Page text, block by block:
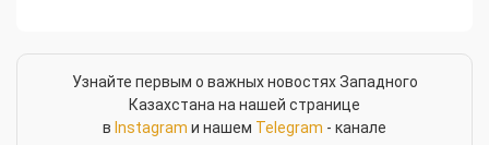
Узнайте первым о важных новостях Западного
Казахстана на нашей странице
в Instagram и нашем Telegram - канале